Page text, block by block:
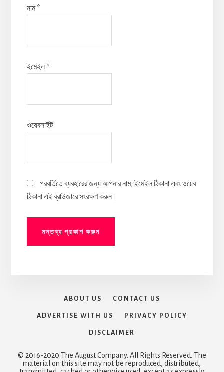
নাম*
ইমেইল *
ওয়েবসাইট
পরবর্তিতে ব্যবহারের জন্য আপনার নাম, ইমেইল ঠিকানা এবং ওয়েব
ঠিকানা এই ব্রাউজারে সংরক্ষণ করুন।
ABOUT US CONTACT US
ADVERTISE WITH US PRIVACY POLICY
DISCLAIMER
© 2016-2020 The August Company. All Rights Reserved. The
material on this site may not be reproduced, distributed,